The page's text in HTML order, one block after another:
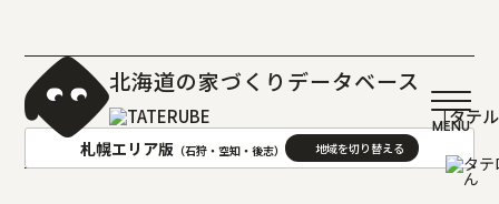
北海道の家づくりデータベース
［タテ
札幌エリア版 （石狩・空知・後志）